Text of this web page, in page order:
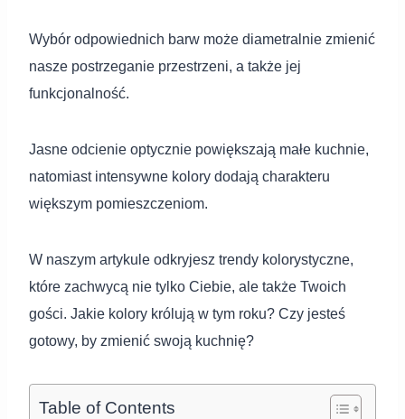
Wybór odpowiednich barw może diametralnie zmienić
nasze postrzeganie przestrzeni, a także jej
funkcjonalność.
Jasne odcienie optycznie powiększają małe kuchnie,
natomiast intensywne kolory dodają charakteru
większym pomieszczeniom.
W naszym artykule odkryjesz trendy kolorystyczne,
które zachwycą nie tylko Ciebie, ale także Twoich
gości. Jakie kolory królują w tym roku? Czy jesteś
gotowy, by zmienić swoją kuchnię?
Table of Contents